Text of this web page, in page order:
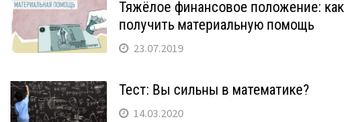
Тяжёлое финансовое положение: как
получить материальную помощь
23.07.2019
Тест: Вы сильны в математике?
14.03.2020